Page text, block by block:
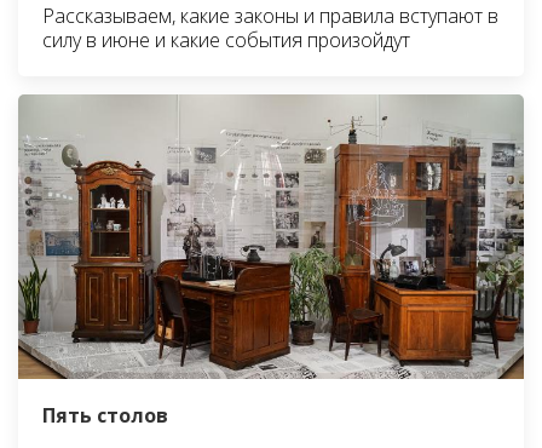
Рассказываем, какие законы и правила вступают в
силу в июне и какие события произойдут
Пять столов